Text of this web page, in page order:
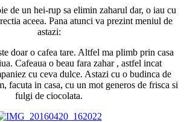
de un hei-rup sa elimin zaharul dar, o iau cu
aceea. Pana atunci va prezint meniul de
astazi:
doar o cafea tare. Altfel ma plimb prin casa
Cafeaua o beau fara zahar , astfel incat
cu ceva dulce. Astazi cu o budinca de
facuta in casa, cu un mot generos de frisca si
fulgi de ciocolata.